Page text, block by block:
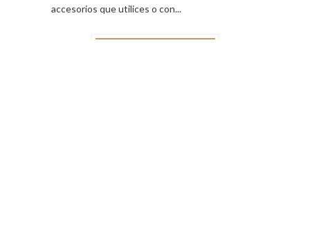
accesorios que utilices o con...